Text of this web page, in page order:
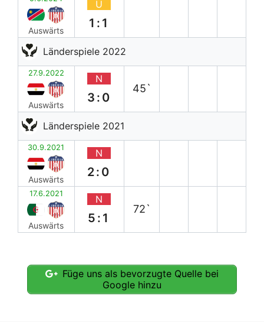
Auswärts
U
1:1
Länderspiele 2022
27.9.2022
Auswärts
N
3:0
45`
Länderspiele 2021
30.9.2021
Auswärts
N
2:0
17.6.2021
Auswärts
N
5:1
72`
Füge uns als bevorzugte Quelle bei
Google hinzu